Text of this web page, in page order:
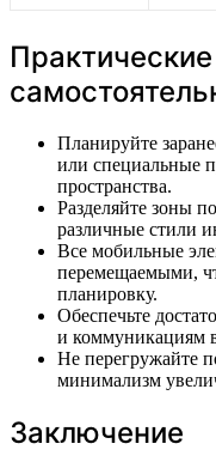
Планируйте
или специальные
пространства.
Разделяйте зоны
различные стили
Все мобильные
перемещаемыми,
планировку.
Обеспечьте
и коммуникациям
Не перегружайте
минимализм
Заключение